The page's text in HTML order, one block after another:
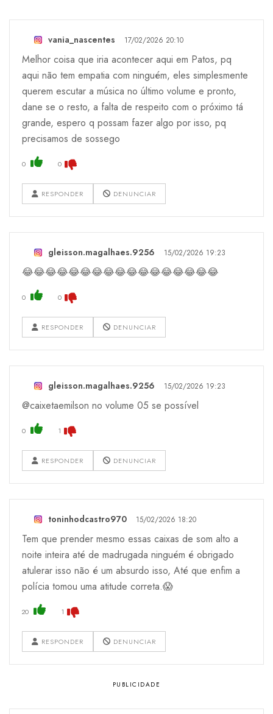
vania_nascentes 17/02/2026 20:10
Melhor coisa que iria acontecer aqui em Patos, pq
aqui não tem empatia com ninguém, eles simplesmente
querem escutar a música no último volume e pronto,
dane se o resto, a falta de respeito com o próximo tá
grande, espero q possam fazer algo por isso, pq
precisamos de sossego
0 0
RESPONDER DENUNCIAR
gleisson.magalhaes.9256 15/02/2026 19:23
😂😂😂😂😂😂😂😂😂😂😂😂😂😂😂😂😂
0 0
RESPONDER DENUNCIAR
gleisson.magalhaes.9256 15/02/2026 19:23
@caixetaemilson no volume 05 se possível
0 1
RESPONDER DENUNCIAR
toninhodcastro970 15/02/2026 18:20
Tem que prender mesmo essas caixas de som alto a
noite inteira até de madrugada ninguém é obrigado
atulerar isso não é um absurdo isso, Até que enfim a
polícia tomou uma atitude correta.😱
20 1
RESPONDER DENUNCIAR